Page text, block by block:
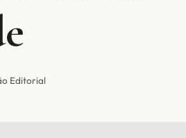
Editorial